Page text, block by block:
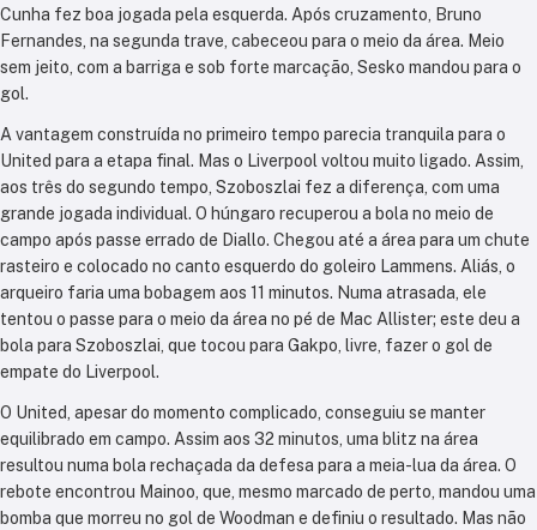
Cunha fez boa jogada pela esquerda. Após cruzamento, Bruno
Fernandes, na segunda trave, cabeceou para o meio da área. Meio
sem jeito, com a barriga e sob forte marcação, Sesko mandou para o
gol.
A vantagem construída no primeiro tempo parecia tranquila para o
United para a etapa final. Mas o Liverpool voltou muito ligado. Assim,
aos três do segundo tempo, Szoboszlai fez a diferença, com uma
grande jogada individual. O húngaro recuperou a bola no meio de
campo após passe errado de Diallo. Chegou até a área para um chute
rasteiro e colocado no canto esquerdo do goleiro Lammens. Aliás, o
arqueiro faria uma bobagem aos 11 minutos. Numa atrasada, ele
tentou o passe para o meio da área no pé de Mac Allister; este deu a
bola para Szoboszlai, que tocou para Gakpo, livre, fazer o gol de
empate do Liverpool.
O United, apesar do momento complicado, conseguiu se manter
equilibrado em campo. Assim aos 32 minutos, uma blitz na área
resultou numa bola rechaçada da defesa para a meia-lua da área. O
rebote encontrou Mainoo, que, mesmo marcado de perto, mandou uma
bomba que morreu no gol de Woodman e definiu o resultado. Mas não